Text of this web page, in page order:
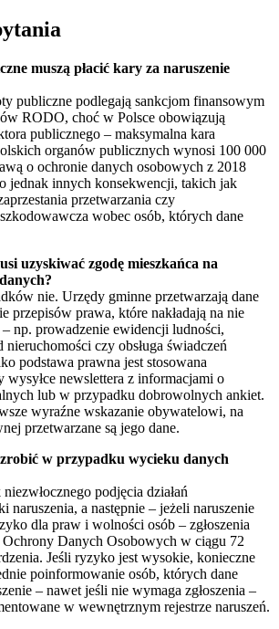
muszą płacić kary za naruszenie
publiczne podlegają sankcjom finansowym
RODO, choć w Polsce obowiązują
publicznego – maksymalna kara
organów publicznych wynosi 100 000
o ochronie danych osobowych z 2018
jednak innych konsekwencji, takich jak
przetwarzania czy
wobec osób, których dane
uzyskiwać zgodę mieszkańca na
nie. Urzędy gminne przetwarzają dane
przepisów prawa, które nakładają na nie
np. prowadzenie ewidencji ludności,
czy obsługa świadczeń
podstawa prawna jest stosowana
newslettera z informacjami o
lub w przypadku dobrowolnych ankiet.
wyraźne wskazanie obywatelowi, na
przetwarzane są jego dane.
w przypadku wycieku danych
podjęcia działań
naruszenia, a następnie – jeżeli naruszenie
dla praw i wolności osób – zgłoszenia
Danych Osobowych w ciągu 72
Jeśli ryzyko jest wysokie, konieczne
poinformowanie osób, których dane
– nawet jeśli nie wymaga zgłoszenia –
w wewnętrznym rejestrze naruszeń.